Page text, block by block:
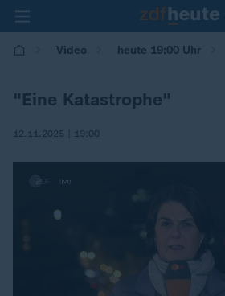
Video heute 19:00 Uhr
"Eine Katastrophe"
12.11.2025 | 19:00